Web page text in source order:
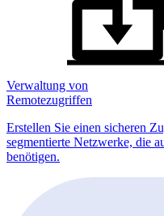
Verwaltung von
Remotezugriffen
Erstellen Sie einen sicheren
segmentierte Netzwerke, die
benötigen.